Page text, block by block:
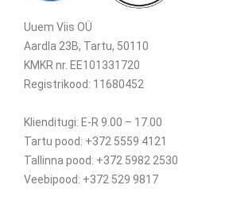
Uuem Viis OÜ
Aardla 23B, Tartu, 50110
KMKR nr. EE101331720
Registrikood: 11680452
Klienditugi: E-R 9.00 – 17.00
Tartu pood: +372 5559 4121
Tallinna pood: +372 5982 2530
Veebipood: +372 529 9817